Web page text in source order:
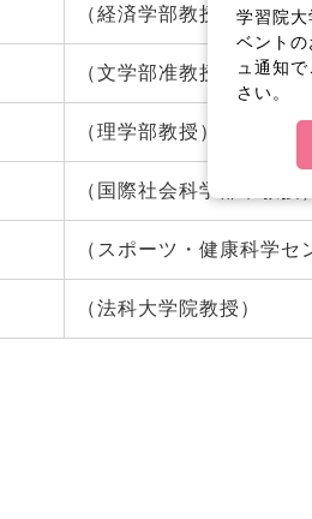
（経済学部教授）
（文学部准教授）
（理学部教授）
（国際社会科学部准教授）
（スポーツ・健康科学セ
（法科大学院教授）
学習院
ベント
ュ通知
さい。